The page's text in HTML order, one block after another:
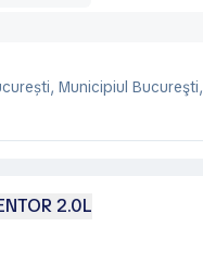
Municipiul Bucureşti,
2.0L